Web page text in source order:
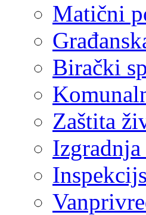
Matični
Birački
Zaštita